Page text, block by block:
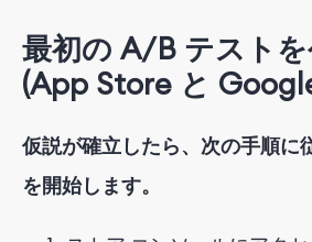
最初の A/B テスト
(App Store と
仮説が確立したら、次の手順に
を開始します。